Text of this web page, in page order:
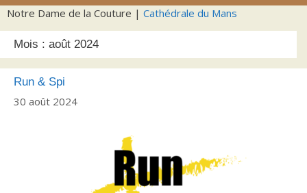
Notre Dame de la Couture | Cathédrale du Mans
Mois : août 2024
Run & Spi
30 août 2024